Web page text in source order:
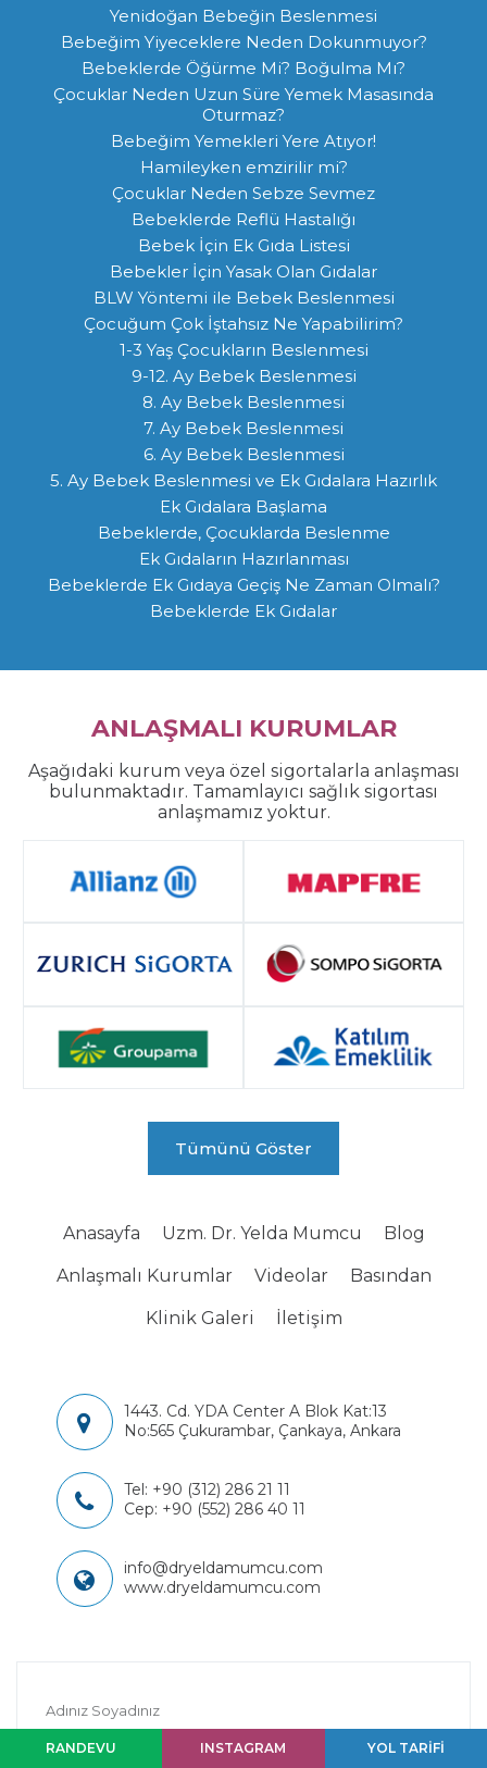
Yenidoğan Bebeğin Beslenmesi
Bebeğim Yiyeceklere Neden Dokunmuyor?
Bebeklerde Öğürme Mi? Boğulma Mı?
Çocuklar Neden Uzun Süre Yemek Masasında
Oturmaz?
Bebeğim Yemekleri Yere Atıyor!
Hamileyken emzirilir mi?
Çocuklar Neden Sebze Sevmez
Bebeklerde Reflü Hastalığı
Bebek İçin Ek Gıda Listesi
Bebekler İçin Yasak Olan Gıdalar
BLW Yöntemi ile Bebek Beslenmesi
Çocuğum Çok İştahsız Ne Yapabilirim?
1-3 Yaş Çocukların Beslenmesi
9-12. Ay Bebek Beslenmesi
8. Ay Bebek Beslenmesi
7. Ay Bebek Beslenmesi
6. Ay Bebek Beslenmesi
5. Ay Bebek Beslenmesi ve Ek Gıdalara Hazırlık
Ek Gıdalara Başlama
Bebeklerde, Çocuklarda Beslenme
Ek Gıdaların Hazırlanması
Bebeklerde Ek Gıdaya Geçiş Ne Zaman Olmalı?
Bebeklerde Ek Gıdalar
ANLAŞMALI KURUMLAR
Aşağıdaki kurum veya özel sigortalarla anlaşması
bulunmaktadır. Tamamlayıcı sağlık sigortası
anlaşmamız yoktur.
Tümünü Göster
Anasayfa Uzm. Dr. Yelda Mumcu Blog
Anlaşmalı Kurumlar Videolar Basından
Klinik Galeri İletişim
1443. Cd. YDA Center A Blok Kat:13
No:565 Çukurambar, Çankaya, Ankara
Tel: +90 (312) 286 21 11
Cep: +90 (552) 286 40 11
info@dryeldamumcu.com
www.dryeldamumcu.com
Adınız Soyadınız
RANDEVU INSTAGRAM YOL TARİFİ